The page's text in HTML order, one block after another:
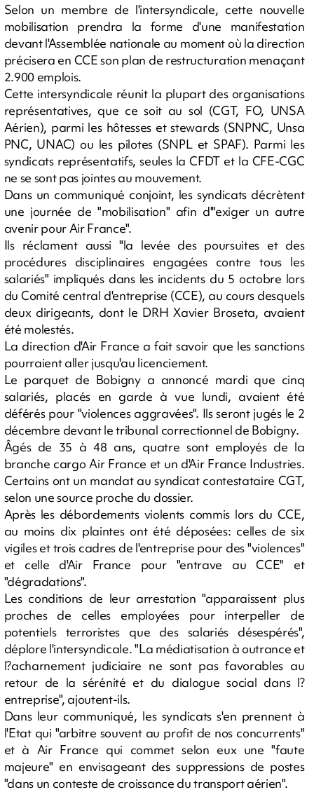
Selon un membre de l'intersyndicale, cette nouvelle
mobilisation prendra la forme d'une manifestation
devant l'Assemblée nationale au moment où la direction
précisera en CCE son plan de restructuration menaçant
2.900 emplois.
Cette intersyndicale réunit la plupart des organisations
représentatives, que ce soit au sol (CGT, FO, UNSA
Aérien), parmi les hôtesses et stewards (SNPNC, Unsa
PNC, UNAC) ou les pilotes (SNPL et SPAF). Parmi les
syndicats représentatifs, seules la CFDT et la CFE-CGC
ne se sont pas jointes au mouvement.
Dans un communiqué conjoint, les syndicats décrètent
une journée de "mobilisation" afin d'"exiger un autre
avenir pour Air France".
Ils réclament aussi "la levée des poursuites et des
procédures disciplinaires engagées contre tous les
salariés" impliqués dans les incidents du 5 octobre lors
du Comité central d'entreprise (CCE), au cours desquels
deux dirigeants, dont le DRH Xavier Broseta, avaient
été molestés.
La direction d'Air France a fait savoir que les sanctions
pourraient aller jusqu'au licenciement.
Le parquet de Bobigny a annoncé mardi que cinq
salariés, placés en garde à vue lundi, avaient été
déférés pour "violences aggravées". Ils seront jugés le 2
décembre devant le tribunal correctionnel de Bobigny.
Âgés de 35 à 48 ans, quatre sont employés de la
branche cargo Air France et un d'Air France Industries.
Certains ont un mandat au syndicat contestataire CGT,
selon une source proche du dossier.
Après les débordements violents commis lors du CCE,
au moins dix plaintes ont été déposées: celles de six
vigiles et trois cadres de l'entreprise pour des "violences"
et celle d'Air France pour "entrave au CCE" et
"dégradations".
Les conditions de leur arrestation "apparaissent plus
proches de celles employées pour interpeller de
potentiels terroristes que des salariés désespérés",
déplore l'intersyndicale. "La médiatisation à outrance et
l?acharnement judiciaire ne sont pas favorables au
retour de la sérénité et du dialogue social dans l?
entreprise", ajoutent-ils.
Dans leur communiqué, les syndicats s'en prennent à
l'Etat qui "arbitre souvent au profit de nos concurrents"
et à Air France qui commet selon eux une "faute
majeure" en envisageant des suppressions de postes
"dans un conteste de croissance du transport aérien".